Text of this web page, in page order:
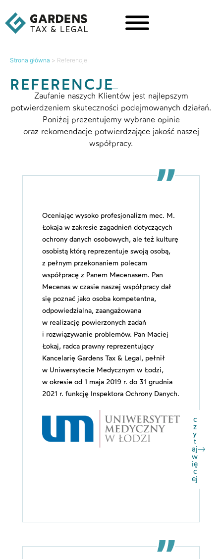
Strona główna > Referencje
REFERENCJE
Zaufanie naszych Klientów jest najlepszym
potwierdzeniem skuteczności podejmowanych działań.
Poniżej prezentujemy wybrane opinie
oraz rekomendacje potwierdzające jakość naszej
współpracy.
Oceniając wysoko profesjonalizm mec. M.
Łokaja w zakresie zagadnień dotyczących
ochrony danych osobowych, ale też kulturę
osobistą którą reprezentuje swoją osobą,
z pełnym przekonaniem polecam
współpracę z Panem Mecenasem. Pan
Mecenas w czasie naszej współpracy dał
się poznać jako osoba kompetentna,
odpowiedzialna, zaangażowana
w realizację powierzonych zadań
i rozwiązywanie problemów. Pan Maciej
Łokaj, radca prawny reprezentujący
Kancelarię Gardens Tax & Legal, pełnił
w Uniwersytecie Medycznym w Łodzi,
w okresie od 1 maja 2019 r. do 31 grudnia
2021 r. funkcję Inspektora Ochrony Danych.
c
z
y
t
aj
w
ię
c
ej